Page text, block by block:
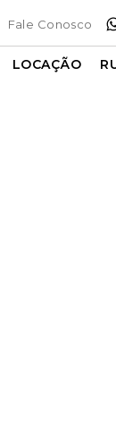
Fale Conosco
LOCAÇÃO